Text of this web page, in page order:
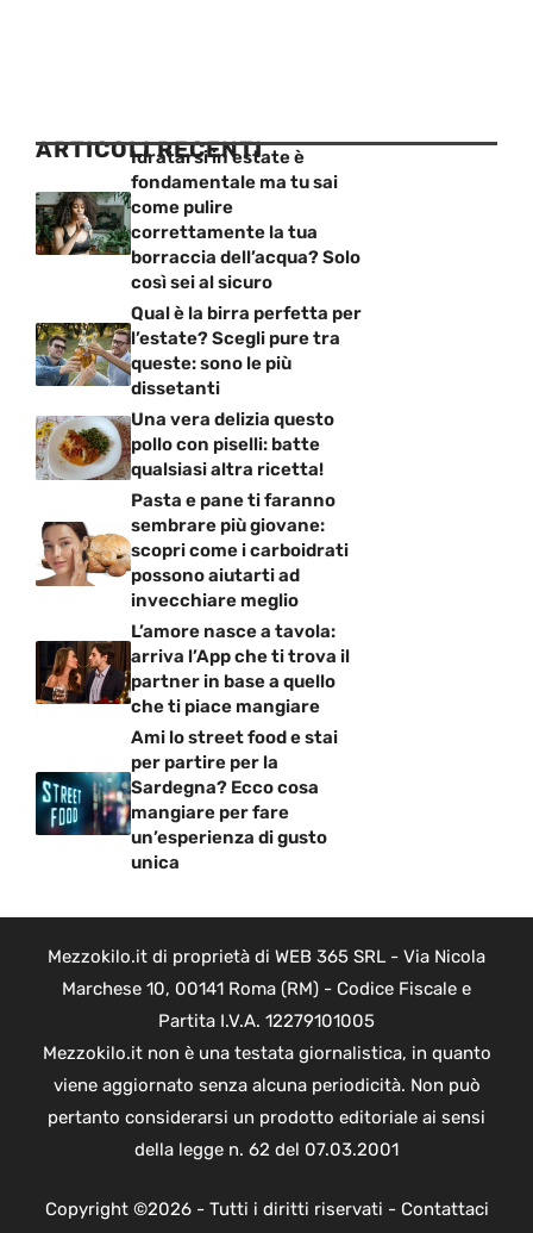
ARTICOLI RECENTI
Idratarsi in estate è
fondamentale ma tu sai
come pulire
correttamente la tua
borraccia dell’acqua? Solo
così sei al sicuro
Qual è la birra perfetta per
l’estate? Scegli pure tra
queste: sono le più
dissetanti
Una vera delizia questo
pollo con piselli: batte
qualsiasi altra ricetta!
Pasta e pane ti faranno
sembrare più giovane:
scopri come i carboidrati
possono aiutarti ad
invecchiare meglio
L’amore nasce a tavola:
arriva l’App che ti trova il
partner in base a quello
che ti piace mangiare
Ami lo street food e stai
per partire per la
Sardegna? Ecco cosa
mangiare per fare
un’esperienza di gusto
unica
Mezzokilo.it di proprietà di WEB 365 SRL - Via Nicola
Marchese 10, 00141 Roma (RM) - Codice Fiscale e
Partita I.V.A. 12279101005
Mezzokilo.it non è una testata giornalistica, in quanto
viene aggiornato senza alcuna periodicità. Non può
pertanto considerarsi un prodotto editoriale ai sensi
della legge n. 62 del 07.03.2001
Copyright ©2026 - Tutti i diritti riservati - Contattaci